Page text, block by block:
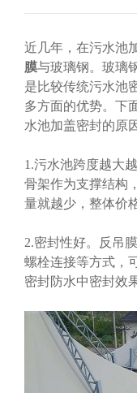
近几年，在污水池
膜与玻璃钢。玻璃
是比较传统污水池
多方面的优势。下
水池加盖密封的原
1.污水池跨度越大
骨架作为支撑结构
量就越少，整体价
2.密封性好。反吊
螺栓连接等方式，
密封防水中密封效